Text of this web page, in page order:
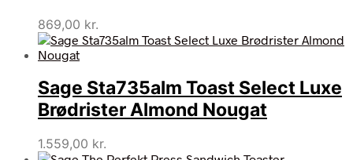
869,00 kr.
Sage Sta735alm Toast Select Luxe
Brødrister Almond Nougat
1.559,00 kr.